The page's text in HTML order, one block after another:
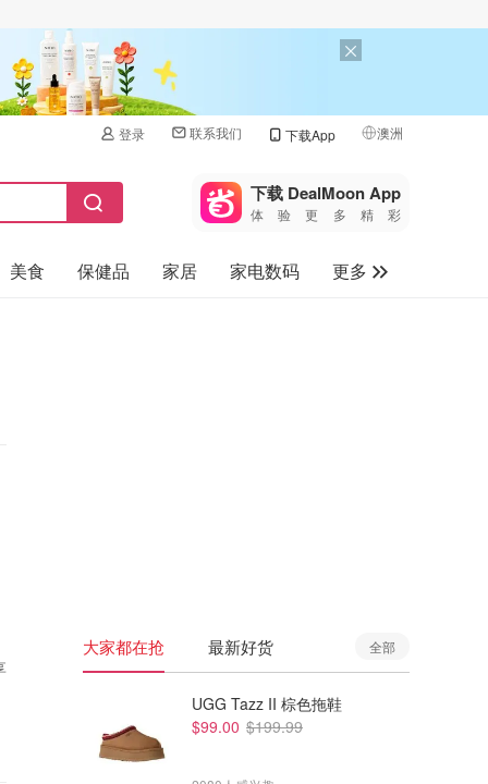
登录 联系我们 下载App 澳洲
🇺🇸
🇨🇳 中国
🇨🇦加拿大
下载 DealMoon App
体验更多精彩
美食 保健品 家居 家电数码
更多
大家都在抢 最新好货 全部
UGG Tazz II 棕色拖鞋
$99.00 $199.99